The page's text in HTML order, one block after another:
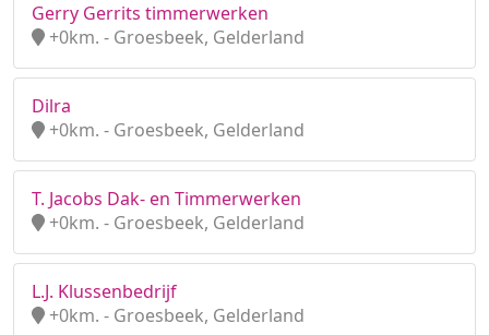
Gerry Gerrits timmerwerken
+0km. - Groesbeek, Gelderland
Dilra
+0km. - Groesbeek, Gelderland
T. Jacobs Dak- en Timmerwerken
+0km. - Groesbeek, Gelderland
L.J. Klussenbedrijf
+0km. - Groesbeek, Gelderland